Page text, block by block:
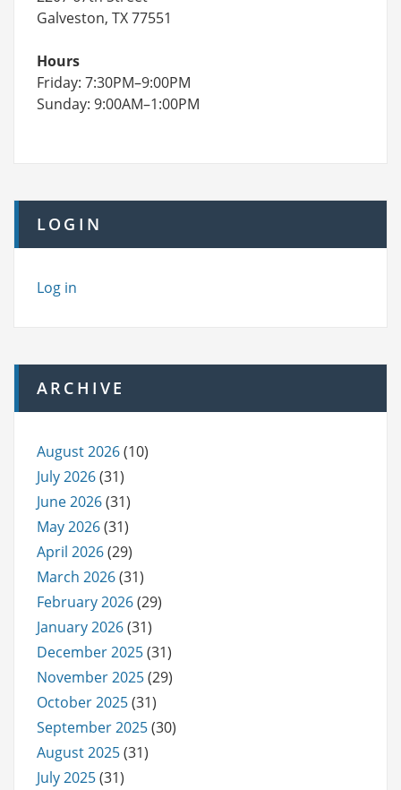
Galveston, TX 77551
Hours
Friday: 7:30PM–9:00PM
Sunday: 9:00AM–1:00PM
LOGIN
Log in
ARCHIVE
August 2026(10)
July 2026(31)
June 2026(31)
May 2026(31)
April 2026(29)
March 2026(31)
February 2026(29)
January 2026(31)
December 2025(31)
November 2025(29)
October 2025(31)
September 2025(30)
August 2025(31)
July 2025(31)